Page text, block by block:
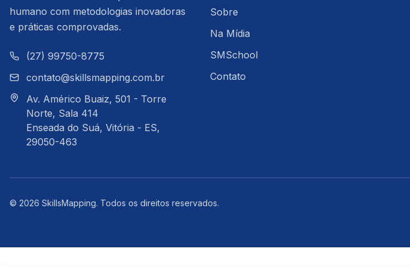
humano com metodologias inovadoras
e práticas comprovadas.
(27) 99750-8775
contato@skillsmapping.com.br
Av. Américo Buaiz, 501 - Torre
Norte, Sala 414
Enseada do Suá, Vitória - ES,
29050-463
Sobre
Na Mídia
SMSchool
Contato
© 2026 SkillsMapping. Todos os direitos reservados.